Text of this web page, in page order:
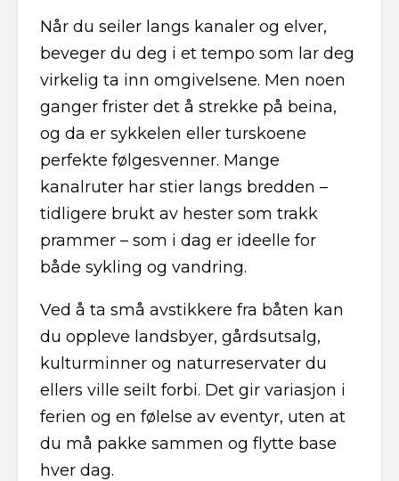
Når du seiler langs kanaler og elver,
beveger du deg i et tempo som lar deg
virkelig ta inn omgivelsene. Men noen
ganger frister det å strekke på beina,
og da er sykkelen eller turskoene
perfekte følgesvenner. Mange
kanalruter har stier langs bredden –
tidligere brukt av hester som trakk
prammer – som i dag er ideelle for
både sykling og vandring.
Ved å ta små avstikkere fra båten kan
du oppleve landsbyer, gårdsutsalg,
kulturminner og naturreservater du
ellers ville seilt forbi. Det gir variasjon i
ferien og en følelse av eventyr, uten at
du må pakke sammen og flytte base
hver dag.